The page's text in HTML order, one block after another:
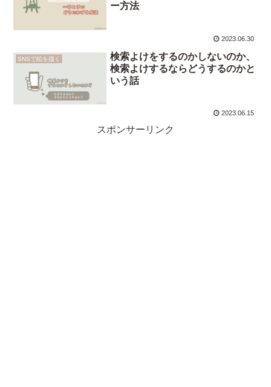
ー方法
2023.06.30
SNSで絵を描く
検索よけをするのかしないのか、
検索よけするならどうするのかと
いう話
2023.06.15
スポンサーリンク